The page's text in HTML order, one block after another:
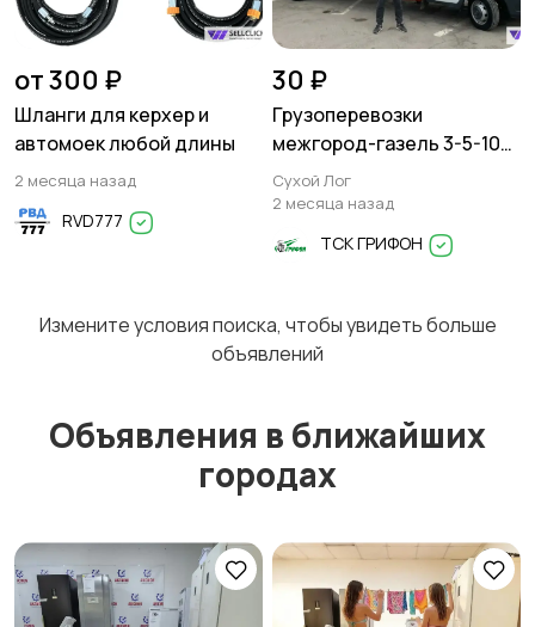
от 300 ₽
Шланги для керхер и
автомоек любой длины
2 месяца назад
RVD777
30 ₽
Грузоперевозки
межгород-газель 3-5-10
тонн
Сухой Лог
2 месяца назад
ТСК ГРИФОН
Измените условия поиска, чтобы увидеть больше
объявлений
Объявления в ближайших
городах